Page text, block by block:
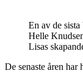
En av de
Helle
Lisas
De senaste åren